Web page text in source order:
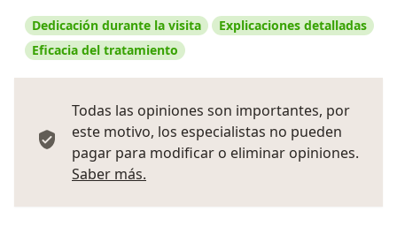
Dedicación durante la visita
Explicaciones detalladas
Eficacia del tratamiento
Todas las opiniones son importantes, por
este motivo, los especialistas no pueden
pagar para modificar o eliminar opiniones.
Saber más.